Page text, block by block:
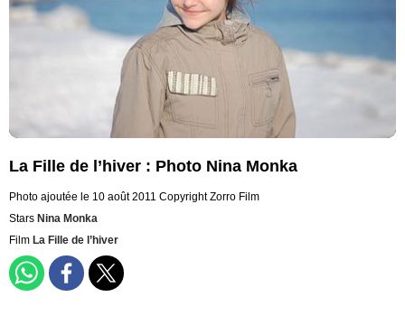
La Fille de l’hiver : Photo Nina Monka
Photo ajoutée le 10 août 2011 Copyright Zorro Film
Stars Nina Monka
Film La Fille de l’hiver